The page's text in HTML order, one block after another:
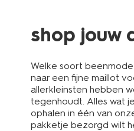
shop jouw
Welke soort
naar een fijne maillot
allerkleinsten hebben
tegenhoudt. Alles wat
ophalen in één van
pakketje bezorgd wilt